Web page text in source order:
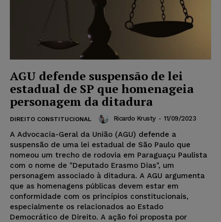
AGU defende suspensão de lei
estadual de SP que homenageia
personagem da ditadura
DIREITO CONSTITUCIONAL Ricardo Krusty - 11/09/2023
A Advocacia-Geral da União (AGU) defende a
suspensão de uma lei estadual de São Paulo que
nomeou um trecho de rodovia em Paraguaçu Paulista
com o nome de "Deputado Erasmo Dias", um
personagem associado à ditadura. A AGU argumenta
que as homenagens públicas devem estar em
conformidade com os princípios constitucionais,
especialmente os relacionados ao Estado
Democrático de Direito. A ação foi proposta por